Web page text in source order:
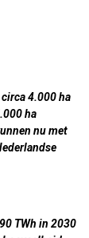
4.000 ha
ha
nu met
TWh in 2030